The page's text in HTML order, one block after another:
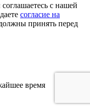
с нашей
согласие на
принять перед
время